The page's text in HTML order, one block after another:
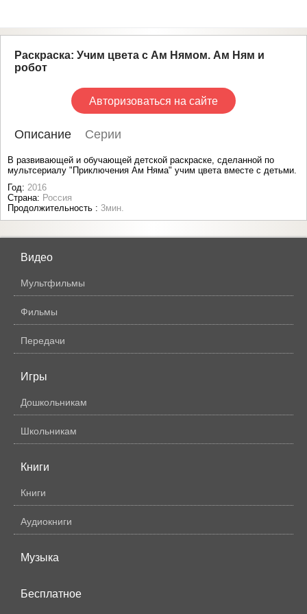
Раскраска: Учим цвета c Ам Нямом. Ам Ням и
робот
Авторизоваться на сайте
Описание Серии
В развивающей и обучающей детской раскраске, сделанной по
мультсериалу "Приключения Ам Няма" учим цвета вместе с детьми.
Год: 2016
Страна: Россия
Продолжительность : 3мин.
Видео
Мультфильмы
Фильмы
Передачи
Игры
Дошкольникам
Школьникам
Книги
Книги
Аудиокниги
Музыка
Бесплатное